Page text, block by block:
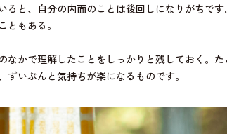
ると、自分の内面のことは後回しになりがちで
もある。
なかで理解したことをしっかりと残しておく。
いぶんと気持ちが楽になるものです。